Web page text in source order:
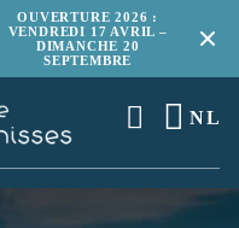
OUVERTURE 2026 :
VENDREDI 17 AVRIL –
DIMANCHE 20
SEPTEMBRE
NL